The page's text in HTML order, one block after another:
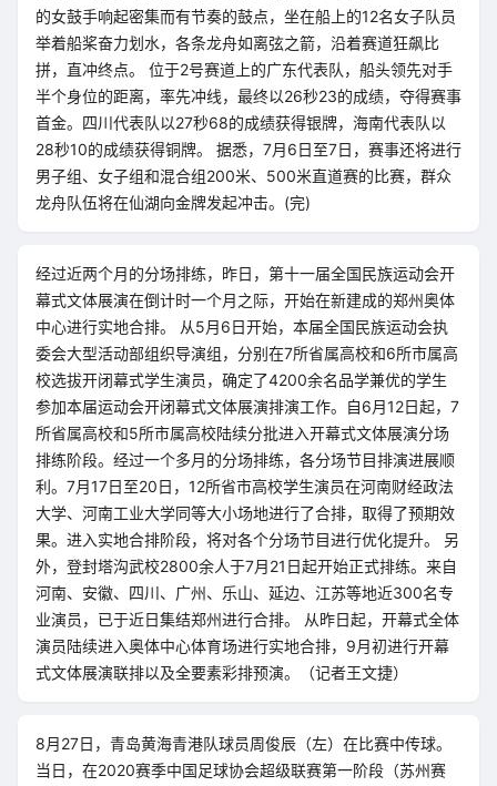
的女鼓手响起密集而有节奏的鼓点，坐在船上的12名女子队员
举着船桨奋力划水，各条龙舟如离弦之箭，沿着赛道狂飙比
拼，直冲终点。 位于2号赛道上的广东代表队，船头领先对手
半个身位的距离，率先冲线，最终以26秒23的成绩，夺得赛事
首金。四川代表队以27秒68的成绩获得银牌，海南代表队以
28秒10的成绩获得铜牌。 据悉，7月6日至7日，赛事还将进行
男子组、女子组和混合组200米、500米直道赛的比赛，群众
龙舟队伍将在仙湖向金牌发起冲击。(完)
经过近两个月的分场排练，昨日，第十一届全国民族运动会开
幕式文体展演在倒计时一个月之际，开始在新建成的郑州奥体
中心进行实地合排。 从5月6日开始，本届全国民族运动会执
委会大型活动部组织导演组，分别在7所省属高校和6所市属高
校选拔开闭幕式学生演员，确定了4200余名品学兼优的学生
参加本届运动会开闭幕式文体展演排演工作。自6月12日起，7
所省属高校和5所市属高校陆续分批进入开幕式文体展演分场
排练阶段。经过一个多月的分场排练，各分场节目排演进展顺
利。7月17日至20日，12所省市高校学生演员在河南财经政法
大学、河南工业大学同等大小场地进行了合排，取得了预期效
果。进入实地合排阶段，将对各个分场节目进行优化提升。 另
外，登封塔沟武校2800余人于7月21日起开始正式排练。来自
河南、安徽、四川、广州、乐山、延边、江苏等地近300名专
业演员，已于近日集结郑州进行合排。 从昨日起，开幕式全体
演员陆续进入奥体中心体育场进行实地合排，9月初进行开幕
式文体展演联排以及全要素彩排预演。（记者王文捷）
8月27日，青岛黄海青港队球员周俊辰（左）在比赛中传球。
当日，在2020赛季中国足球协会超级联赛第一阶段（苏州赛